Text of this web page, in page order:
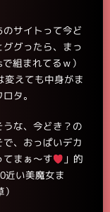
サイトって今ど
グったら、まっ
組まれてるｗ）
えても中身がま
タ。
な、今どき？の
で、おっぱいデカ
てまぁ～す 」的
い美魔女ま